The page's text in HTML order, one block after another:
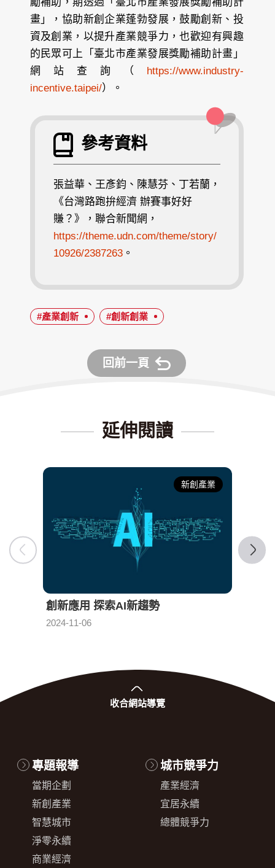
畫」，協助新創企業蓬勃發展，鼓勵創新、投
資及創業，以提升產業競爭力，也歡迎有興趣
的民眾可上「臺北市產業發展獎勵補助計畫」
網站查詢（ https://www.industry-
incentive.taipei/）。
參考資料
張益華、王彥鈞、陳慧芬、丁若蘭，
《台灣路跑拚經濟 辦賽事好好
賺？》，聯合新聞網，
https://theme.udn.com/theme/story/
10926/2387263。
#產業創新 #創新創業
回前一頁
延伸閱讀
新創產業
創新應用 探索AI新趨勢
2024-11-06
發布日期：
收合網站導覽
專題報導
當期企劃
新創產業
智慧城市
淨零永續
商業經濟
城市競爭力
產業經濟
宜居永續
總體競爭力